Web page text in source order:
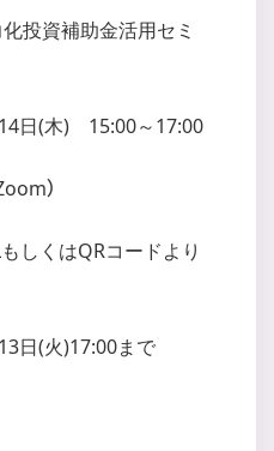
投資補助金活用セミ
日(木) 15:00～17:00
）
しくはQRコードより
日(火)17:00まで